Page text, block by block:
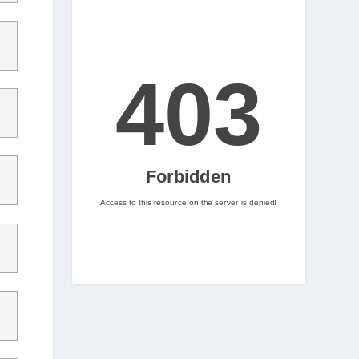
2
Nintenhype.Cat @nintenhype.cat
📅 Ja tenim aquí els